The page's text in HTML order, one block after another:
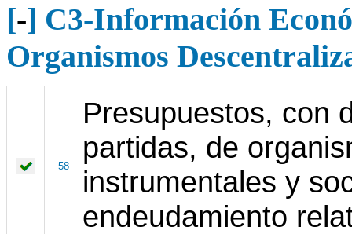
[-] C3-Información
Organismos
58
Presupuestos, con
partidas, de
instrumentales y
endeudamiento